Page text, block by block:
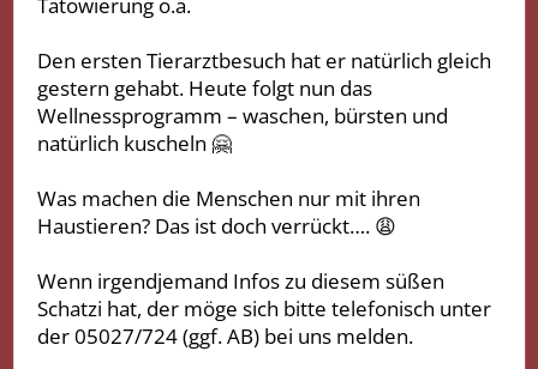
Den ersten Tierarztbesuch hat er natürlich gleich
gestern gehabt. Heute folgt nun das
Wellnessprogramm – waschen, bürsten und
natürlich kuscheln 🤗
Was machen die Menschen nur mit ihren
Haustieren? Das ist doch verrückt…. 😩
Wenn irgendjemand Infos zu diesem süßen
Schatzi hat, der möge sich bitte telefonisch unter
der 05027/724 (ggf. AB) bei uns melden.